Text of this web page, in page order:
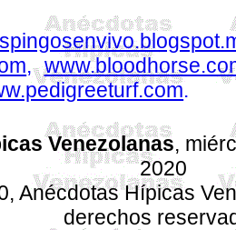
,
.
Venezolanas,
2020
Anécdotas Hípicas
derechos